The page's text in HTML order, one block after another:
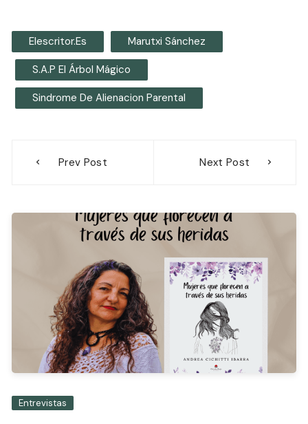
Elescritor.es Marutxi Sánchez
S.A.P El Árbol Mágico
Sindrome De Alienacion Parental
Prev Post Next Post
Entrevistas